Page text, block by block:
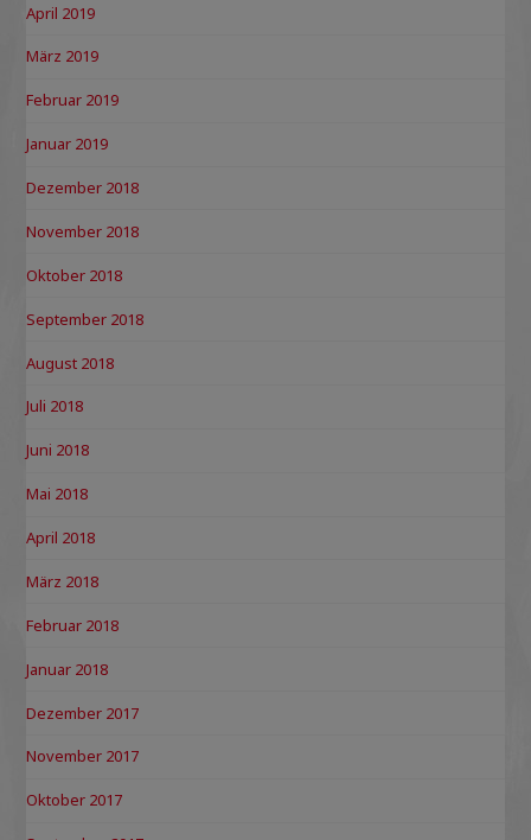
April 2019
März 2019
Februar 2019
Januar 2019
Dezember 2018
November 2018
Oktober 2018
September 2018
August 2018
Juli 2018
Juni 2018
Mai 2018
April 2018
März 2018
Februar 2018
Januar 2018
Dezember 2017
November 2017
Oktober 2017